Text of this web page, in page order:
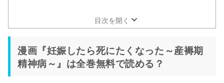
目次を開く
漫画『妊娠したら死にたくなった～産褥期
精神病～』は全巻無料で読める？